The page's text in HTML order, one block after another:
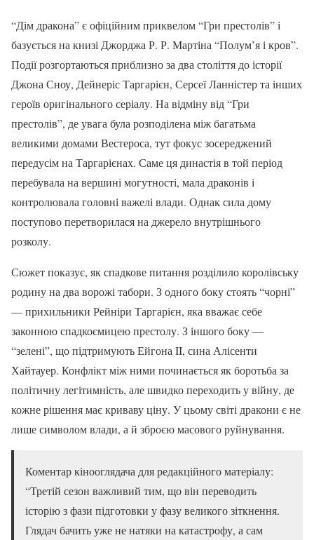
“Дім дракона” є офіційним приквелом “Гри престолів” і
базується на книзі Джорджа Р. Р. Мартіна “Полум’я і кров”.
Події розгортаються приблизно за два століття до історії
Джона Сноу, Дейнеріс Таргарієн, Серсеї Ланністер та інших
героїв оригінального серіалу. На відміну від “Гри
престолів”, де увага була розподілена між багатьма
великими домами Вестероса, тут фокус зосереджений
передусім на Таргарієнах. Саме ця династія в той період
перебувала на вершині могутності, мала драконів і
контролювала головні важелі влади. Однак сила дому
поступово перетворилася на джерело внутрішнього
розколу.
Сюжет показує, як спадкове питання розділило королівську
родину на два ворожі табори. З одного боку стоять “чорні”
— прихильники Рейніри Таргарієн, яка вважає себе
законною спадкоємицею престолу. З іншого боку —
“зелені”, що підтримують Ейгона II, сина Алісенти
Хайтауер. Конфлікт між ними починається як боротьба за
політичну легітимність, але швидко переходить у війну, де
кожне рішення має криваву ціну. У цьому світі дракони є не
лише символом влади, а й зброєю масового руйнування.
Коментар кінооглядача для редакційного матеріалу:
“Третій сезон важливий тим, що він переводить
історію з фази підготовки у фазу великого зіткнення.
Глядач бачить уже не натяки на катастрофу, а сам